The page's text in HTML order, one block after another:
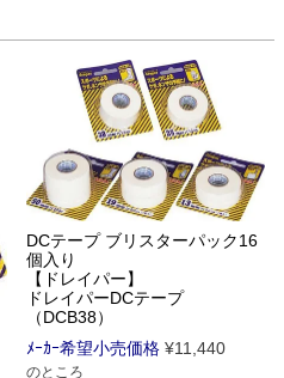
DCテープ ブリスターパック16
個入り
【ドレイパー】
ドレイパーDCテープ
（DCB38）
ﾒｰｶｰ希望小売価格 ¥11,440
のところ